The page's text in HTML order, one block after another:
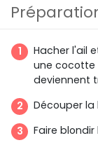
Hacher l'ail
une cocotte
deviennent
Découper
Faire